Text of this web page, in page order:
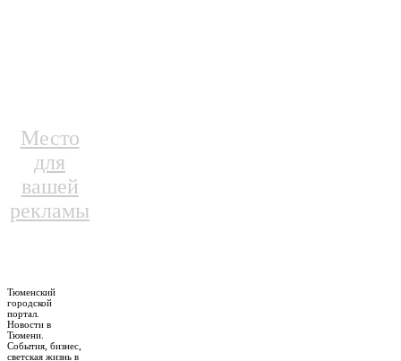
Место
для
вашей
рекламы
Тюменский
городской
портал.
Новости в
Тюмени.
События, бизнес,
светская жизнь в